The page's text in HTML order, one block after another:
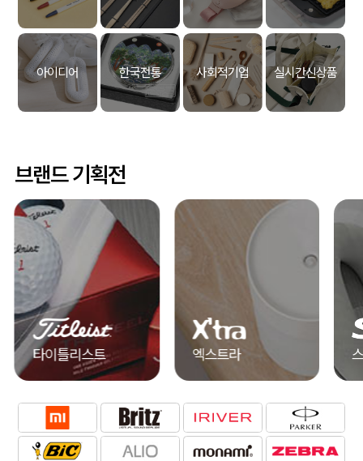
아이디어 한국전통 사회적기업 실시간신상품
브랜드 기획전
엑스트라 스카이